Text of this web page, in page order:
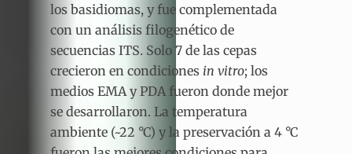
los basidiomas, y fue complementada
con un análisis filogenético de
secuencias ITS. Solo 7 de las cepas
crecieron en condiciones in vitro; los
medios EMA y PDA fueron donde mejor
se desarrollaron. La temperatura
ambiente (~22 °C) y la preservación a 4 °C